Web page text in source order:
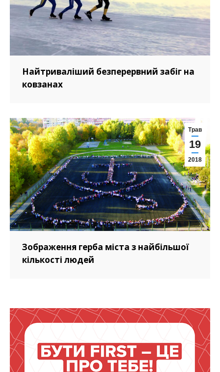
Найтриваліший безперервний забіг на
ковзанах
Трав
19
2018
Зображення герба міста з найбільшої
кількості людей